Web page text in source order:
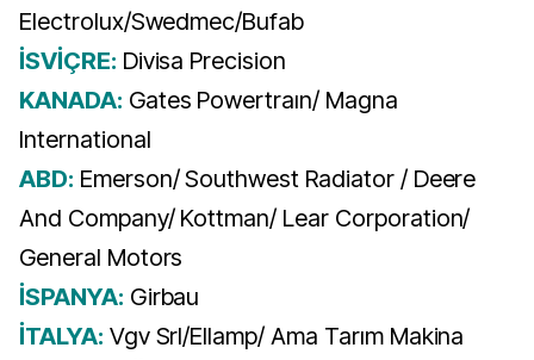
Electrolux/Swedmec/Bufab
İSVİÇRE: Divisa Precision
KANADA: Gates Powertraın/ Magna
International
ABD: Emerson/ Southwest Radiator / Deere
And Company/ Kottman/ Lear Corporation/
General Motors
İSPANYA: Girbau
İTALYA: Vgv Srl/Ellamp/ Ama Tarım Makina